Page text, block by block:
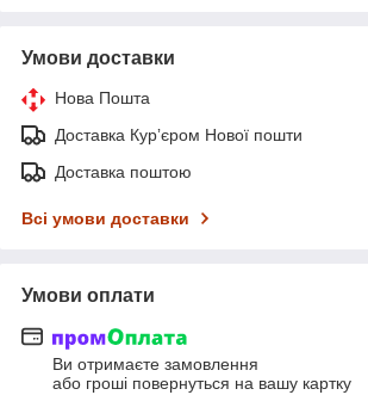
Умови доставки
Нова Пошта
Доставка Курʼєром Нової пошти
Доставка поштою
Всі умови доставки
Умови оплати
Ви отримаєте замовлення
або гроші повернуться на вашу картку